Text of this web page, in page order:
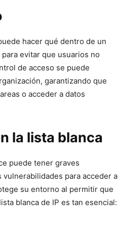
hacer qué dentro de un
evitar que usuarios no
de acceso se puede‍
garantizando que
o acceder a datos
la lista blanca
puede tener graves‌
para acceder a
su entorno al permitir que
⁣blanca de IP es tan esencial: